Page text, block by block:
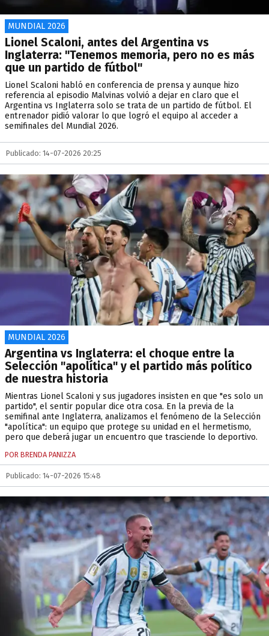
MUNDIAL 2026
Lionel Scaloni, antes del Argentina vs
Inglaterra: "Tenemos memoria, pero no es más
que un partido de fútbol"
Lionel Scaloni habló en conferencia de prensa y aunque hizo
referencia al episodio Malvinas volvió a dejar en claro que el
Argentina vs Inglaterra solo se trata de un partido de fútbol. El
entrenador pidió valorar lo que logró el equipo al acceder a
semifinales del Mundial 2026.
Publicado: 14-07-2026 20:25
MUNDIAL 2026
Argentina vs Inglaterra: el choque entre la
Selección "apolítica" y el partido más político
de nuestra historia
Mientras Lionel Scaloni y sus jugadores insisten en que "es solo un
partido", el sentir popular dice otra cosa. En la previa de la
semifinal ante Inglaterra, analizamos el fenómeno de la Selección
"apolítica": un equipo que protege su unidad en el hermetismo,
pero que deberá jugar un encuentro que trasciende lo deportivo.
POR BRENDA PANIZZA
Publicado: 14-07-2026 15:48